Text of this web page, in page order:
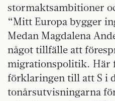
stormaktsambitioner
“Mitt Europa bygger
Medan Magdalena
något tillfälle att
migrationspolitik. Här
förklaringen till att S i
tonårsutvisningarna